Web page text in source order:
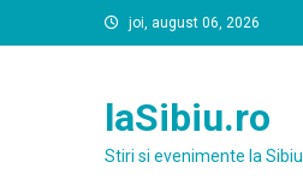
to
joi, august 06, 2026
laSibiu.ro
Stiri si evenimente la Sibiu